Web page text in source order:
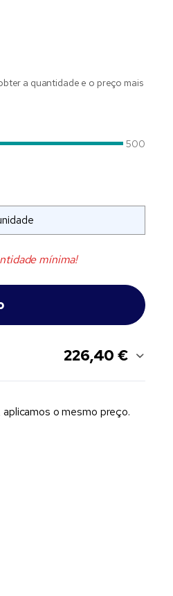
a quantidade e o preço mais
500
mínima!
226,40 €
o mesmo preço.